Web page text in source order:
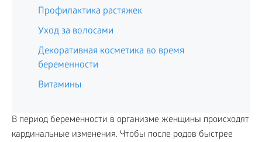
Профилактика растяжек
Уход за волосами
Декоративная косметика во время
беременности
Витамины
В период беременности в организме женщины происходят
кардинальные изменения. Чтобы после родов быстрее